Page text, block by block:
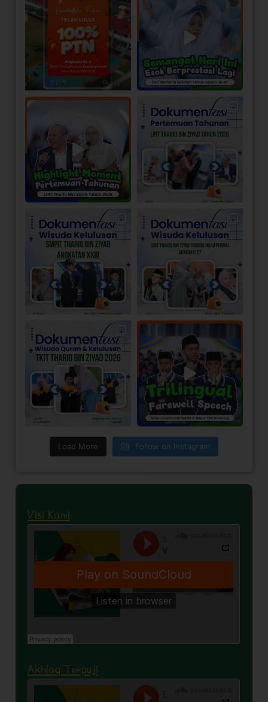
Load More Follow on Instagram
Visi Kami
Akhlaq Terpuji